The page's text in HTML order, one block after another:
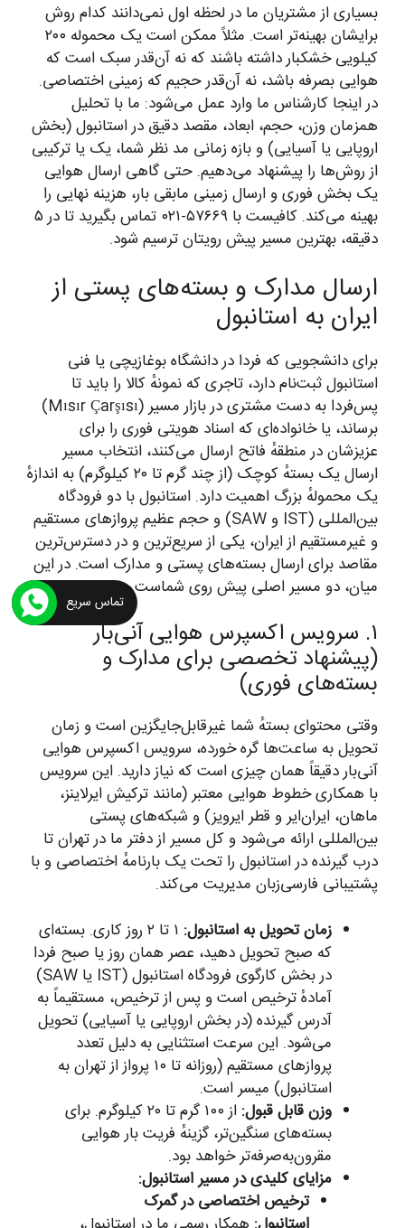
بسیاری از مشتریان ما در لحظه اول نمی‌دانند کدام روش
برایشان بهینه‌تر است. مثلاً ممکن است یک محموله ۲۰۰
کیلویی خشکبار داشته باشند که نه آن‌قدر سبک است که
هوایی بصرفه باشد، نه آن‌قدر حجیم که زمینی اختصاصی.
در اینجا کارشناس ما وارد عمل می‌شود: ما با تحلیل
همزمان وزن، حجم، ابعاد، مقصد دقیق در استانبول (بخش
اروپایی یا آسیایی) و بازه زمانی مد نظر شما، یک یا ترکیبی
از روش‌ها را پیشنهاد می‌دهیم. حتی گاهی ارسال هوایی
یک بخش فوری و ارسال زمینی مابقی بار، هزینه نهایی را
بهینه می‌کند. کافیست با ۵۷۶۶۹-۰۲۱ تماس بگیرید تا در ۵
دقیقه، بهترین مسیر پیش رویتان ترسیم شود.
ارسال مدارک و بسته‌های پستی از
ایران به استانبول
برای دانشجویی که فردا در دانشگاه بوغازیچی یا فنی
استانبول ثبت‌نام دارد، تاجری که نمونهٔ کالا را باید تا
پس‌فردا به دست مشتری در بازار مسیر (Mısır Çarşısı)
برساند، یا خانواده‌ای که اسناد هویتی فوری را برای
عزیزشان در منطقهٔ فاتح ارسال می‌کنند، انتخاب مسیر
ارسال یک بستهٔ کوچک (از چند گرم تا ۲۰ کیلوگرم) به اندازهٔ
یک محمولهٔ بزرگ اهمیت دارد. استانبول با دو فرودگاه
بین‌المللی (IST و SAW) و حجم عظیم پروازهای مستقیم
و غیرمستقیم از ایران، یکی از سریع‌ترین و در دسترس‌ترین
مقاصد برای ارسال بسته‌های پستی و مدارک است. در این
میان، دو مسیر اصلی پیش روی شماست.
۱. سرویس اکسپرس هوایی آنی‌بار
(پیشنهاد تخصصی برای مدارک و
بسته‌های فوری)
وقتی محتوای بستهٔ شما غیرقابل‌جایگزین است و زمان
تحویل به ساعت‌ها گره خورده، سرویس اکسپرس هوایی
آنی‌بار دقیقاً همان چیزی است که نیاز دارید. این سرویس
با همکاری خطوط هوایی معتبر (مانند ترکیش ایرلاینز،
ماهان، ایران‌ایر و قطر ایرویز) و شبکه‌های پستی
بین‌المللی ارائه می‌شود و کل مسیر از دفتر ما در تهران تا
درب گیرنده در استانبول را تحت یک بارنامهٔ اختصاصی و با
پشتیبانی فارسی‌زبان مدیریت می‌کند.
زمان تحویل به استانبول:
۱ تا ۲ روز کاری. بسته‌ای
که صبح تحویل دهید، عصر همان روز یا صبح فردا
در بخش کارگوی فرودگاه استانبول (IST یا SAW)
آمادهٔ ترخیص است و پس از ترخیص، مستقیماً به
آدرس گیرنده (در بخش اروپایی یا آسیایی) تحویل
می‌شود. این سرعت استثنایی به دلیل تعدد
پروازهای مستقیم (روزانه تا ۱۰ پرواز از تهران به
استانبول) میسر است.
وزن قابل قبول:
از ۱۰۰ گرم تا ۲۰ کیلوگرم. برای
بسته‌های سنگین‌تر، گزینهٔ فریت بار هوایی
مقرون‌به‌صرفه‌تر خواهد بود.
مزایای کلیدی در مسیر استانبول:
ترخیص اختصاصی در گمرک
تماس سریع